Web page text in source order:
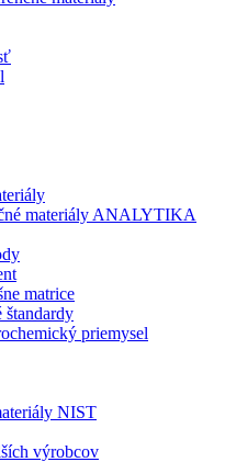
materiály ANALYTIKA
matrice
štandardy
priemysel
NIST
výrobcov